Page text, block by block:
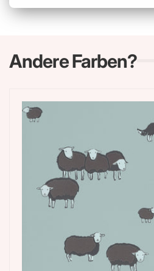
Andere Farben?